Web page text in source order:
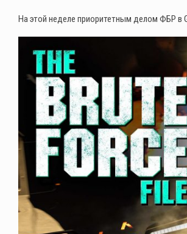
На этой неделе приоритетным делом ФБР в